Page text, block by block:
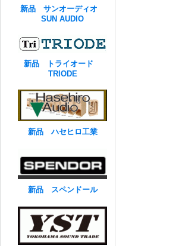
新品 サンオーディオ
SUN AUDIO
新品 トライオード
TRIODE
新品 ハセヒロ工業
新品 スペンドール